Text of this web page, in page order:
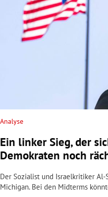
Analyse
Ein linker Sieg, der
Demokraten noch
Der Sozialist und Israelkritiker
Michigan. Bei den Midterms